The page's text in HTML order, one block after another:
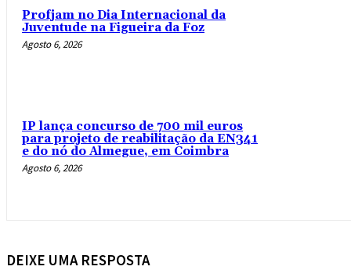
Profjam no Dia Internacional da
Juventude na Figueira da Foz
Agosto 6, 2026
IP lança concurso de 700 mil euros
para projeto de reabilitação da EN341
e do nó do Almegue, em Coimbra
Agosto 6, 2026
DEIXE UMA RESPOSTA